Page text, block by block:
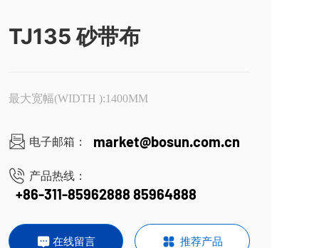
TJ135 砂带布
最大宽幅(WIDTH ):1400MM
电子邮箱： market@bosun.com.cn
产品热线：
+86-311-85962888 85964888
在线留言 推荐产品